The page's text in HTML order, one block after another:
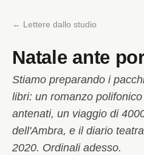
← Lettere dallo studio
Natale ante
Stiamo preparando i
libri: un romanzo
antenati, un viaggio di
dell'Ambra, e il diario
2020. Ordinali adesso.